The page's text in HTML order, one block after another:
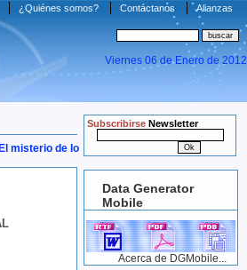
¿Quiénes somos? Contáctanos Alianzas
Viernes 06 de Enero de 2012
Subscribirse Newsletter
Data Generator
Mobile
Acerca de DGMobile...
misterio de lo